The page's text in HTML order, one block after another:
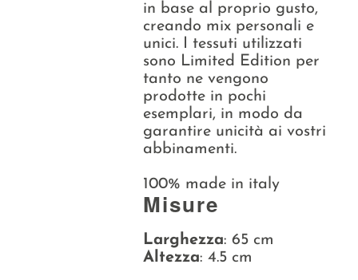
in base al proprio gusto,
creando mix personali e
unici. I tessuti utilizzati
sono Limited Edition per
tanto ne vengono
prodotte in pochi
esemplari, in modo da
garantire unicità ai vostri
abbinamenti.
100% made in italy
Misure
Larghezza: 65 cm
Altezza: 4.5 cm